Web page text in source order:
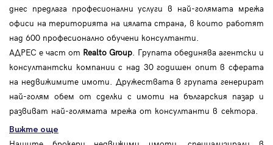
днес предлага професионални услуги в най-голямата мрежа
офиси на територията на цялата страна, в които работят
над 600 професионално обучени консултанти.
АДРЕС е част от Realto Group. Групата обединява агентски и
консултантски компании с над 30 годишен опит в сферата
на недвижимите имоти. Дружествата в групата генерират
най-голям обем от сделки с имоти на българския пазар и
развиват най-голямата мрежа от консултанти в сектора.
Вижте още